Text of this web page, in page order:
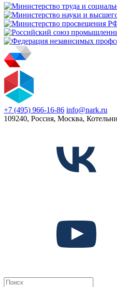
+7 (495) 966-16-86 info@nark.ru
109240, Россия, Москва,